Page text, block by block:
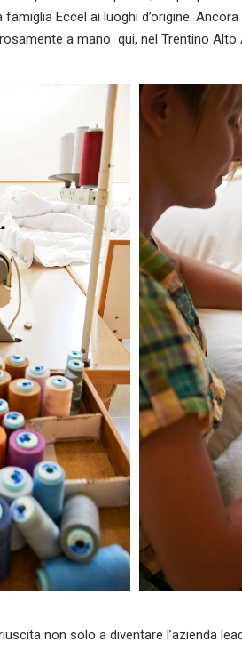
Eccel ai luoghi d’origine.
a mano qui, nel Trentino Alto
non solo a diventare l’azienda